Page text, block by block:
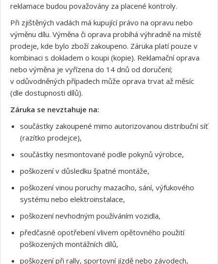
reklamace budou považovány za placené kontroly.
Při zjištěných vadách má kupující právo na opravu nebo
výměnu dílu. Výměna či oprava probíhá výhradně na místě
prodeje, kde bylo zboží zakoupeno. Záruka platí pouze v
kombinaci s dokladem o koupi (kopie). Reklamační oprava
nebo výměna je vyřízena do 14 dnů od doručení;
v odůvodněných případech může oprava trvat až měsíc
(dle dostupnosti dílů).
Záruka se nevztahuje na:
součástky zakoupené mimo autorizovanou distribuční síť
(razítko prodejce),
součástky nesmontované podle pokynů výrobce,
poškození v důsledku špatné montáže,
poškození vinou poruchy mazacího, sání, výfukového
systému nebo elektroinstalace,
poškození nevhodným používáním vozidla,
předčasné opotřebení vlivem opětovného použití
poškozených montážních dílů,
poškození při rally, sportovní jízdě nebo závodech,